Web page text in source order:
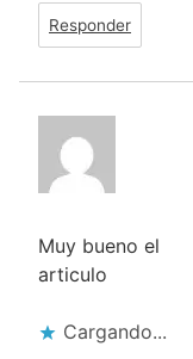
Responder
Muy bueno el
articulo
Cargando...